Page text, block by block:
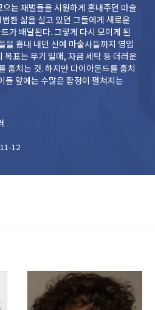
는 재벌들을 시원하게 혼내주던 마술
범한 삶을 살고 있던 그들에게 새로운
가 배달된다. 그렇게 다시 모이게 된
을 흉내 내던 신예 마술사들까지 영입
목표는 무기 밀매, 자금 세탁 등 더러운
훔치는 것. 하지만 다이아몬드를 훔치
들 앞에는 수많은 함정이 펼쳐지는
12